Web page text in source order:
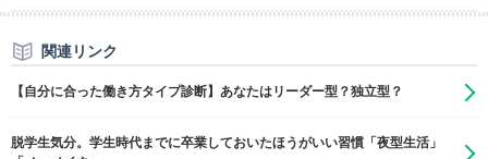
関連リンク
【自分に合った働き方タイプ診断】あなたはリーダー型？独立型？
脱学生気分。学生時代までに卒業しておいたほうがいい習慣「夜型生活」